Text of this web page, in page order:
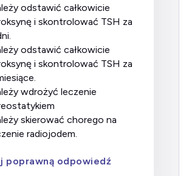
i skontrolować TSH za
i skontrolować TSH za
radiojodem.
poprawną odpowiedź